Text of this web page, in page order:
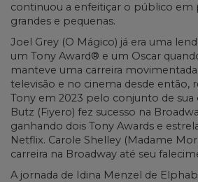
continuou a enfeitiçar o público em
grandes e pequenas.
Joel Grey (O Mágico) já era uma
um Tony Award® e um Oscar
manteve uma carreira
televisão e no cinema desde então,
Tony em 2023 pelo conjunto de
Butz (Fiyero) fez sucesso na
ganhando dois Tony Awards e
Netflix. Carole Shelley (Madame
carreira na Broadway até seu
A jornada de Idina Menzel de